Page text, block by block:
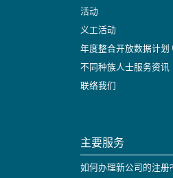
活动
义工活动
年度整合开放数据计
不同种族人士服务资讯
联络我们
主要服务
如何办理新公司的注册?